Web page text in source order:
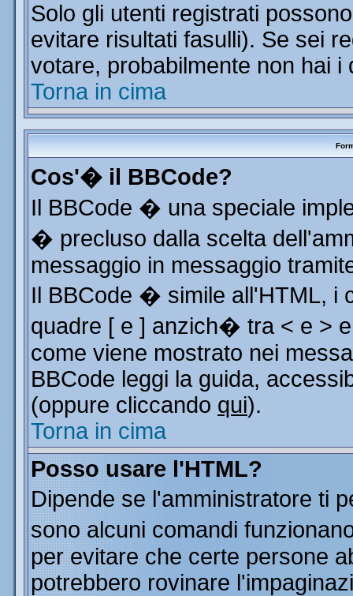
Solo gli utenti registrati
evitare risultati fasulli). Se sei
votare, probabilmente non hai
Torna in cima
Cos'� il BBCode?
Il BBCode � una speciale
� precluso dalla scelta
messaggio in messaggio
Il BBCode � simile all'HTML, i
quadre [ e ] anzich� tra < e >
come viene mostrato nei
BBCode leggi la guida,
(oppure cliccando qui).
Torna in cima
Posso usare l'HTML?
Dipende se l'amministratore ti
sono alcuni comandi
per evitare che certe persone
potrebbero rovinare